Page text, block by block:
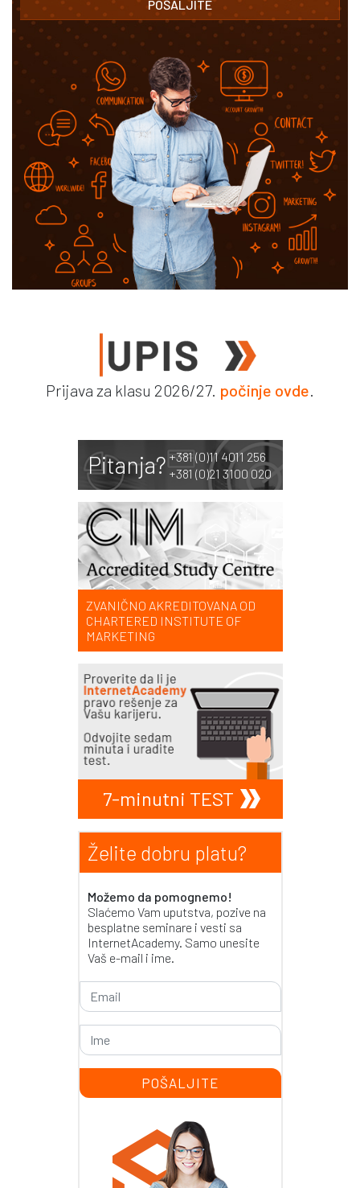
Pitanja? +381 (0)11 4011 256
+381 (0)21 3100 020
ZVANIČNO AKREDITOVANA OD
CHARTERED INSTITUTE OF
MARKETING
7-minutni TEST
Želite dobru platu?
Možemo da pomognemo!
Slaćemo Vam uputstva, pozive na
besplatne seminare i vesti sa
InternetAcademy. Samo unesite
Vaš e-mail i ime.
Prijava za klasu 2026/27. počinje ovde